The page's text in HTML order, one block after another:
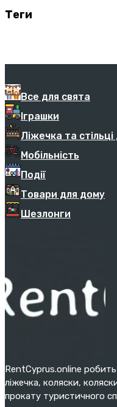
Теги
Все для свята
Іграшки
Ліжечка та
Мобільність
Події
Товари для дому
Шезлонги
RentCyprus.online
ліжечка, коляски,
прокату туристичного